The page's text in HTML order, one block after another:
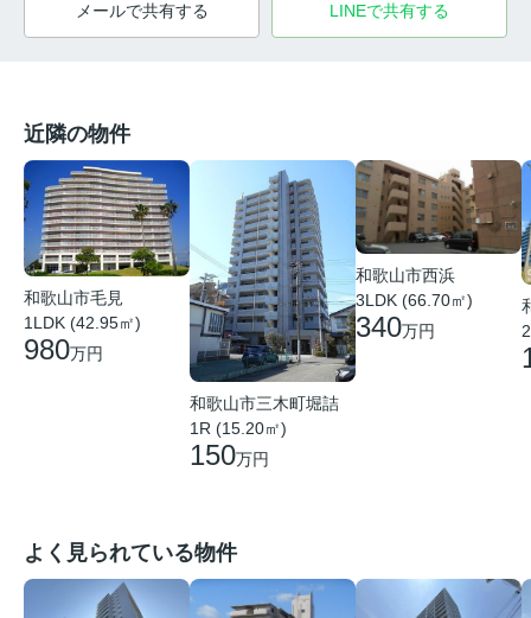
メールで共有する LINEで共有する
近隣の物件
和歌山市毛見
1LDK (42.95㎡)
980万円
和歌山市三木町堀詰
1R (15.20㎡)
150万円
和歌山市西浜
3LDK (66.70㎡)
340万円
よく見られている物件